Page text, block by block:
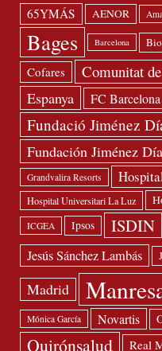
65YMÁS AENOR
Bages Barcelona
Cofares Comunitat
Espanya FC Barcelona
Fundació Jiménez
Fundación Jiménez
Grandvalira Resorts
Hospital Universitari La Luz
ICGEA Ipsos ISDIN
Jesús Sánchez Lambás
Madrid
Mónica García Novartis
Quirónsalud Real